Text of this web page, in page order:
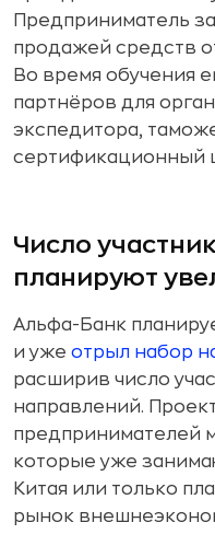
Предприниматель
продажей средств
Во время обучения
партнёров для
экспедитора,
сертификационный
Число
планируют
Альфа-Банк
и уже отрыл набор
расширив число
направлений.
предпринимателей
которые уже
Китая или только
рынок